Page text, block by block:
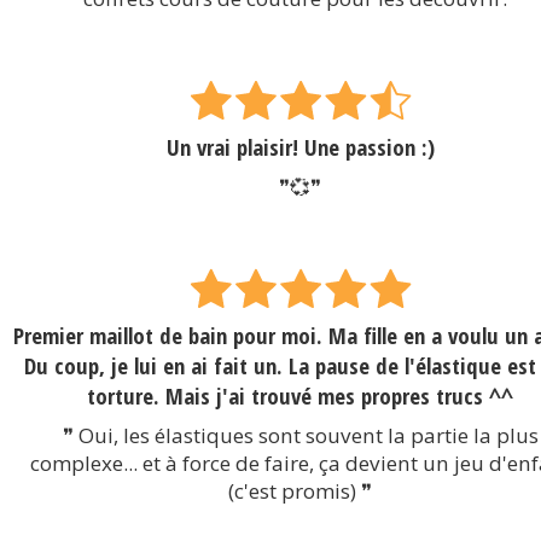
Un vrai plaisir! Une passion :)
❞💞❞
Premier maillot de bain pour moi. Ma fille en a voulu un
Du coup, je lui en ai fait un. La pause de l'élastique est
torture. Mais j'ai trouvé mes propres trucs ^^
❞ Oui, les élastiques sont souvent la partie la plus
complexe... et à force de faire, ça devient un jeu
(c'est promis) ❞